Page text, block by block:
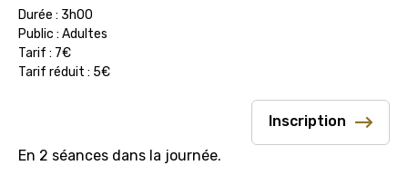
Durée : 3h00
Public : Adultes
Tarif : 7€
Tarif réduit : 5€
Inscription
En 2 séances dans la journée.